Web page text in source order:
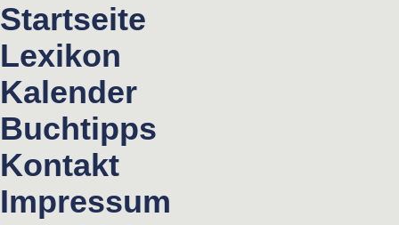
Startseite
Lexikon
Kalender
Buchtipps
Kontakt
Impressum